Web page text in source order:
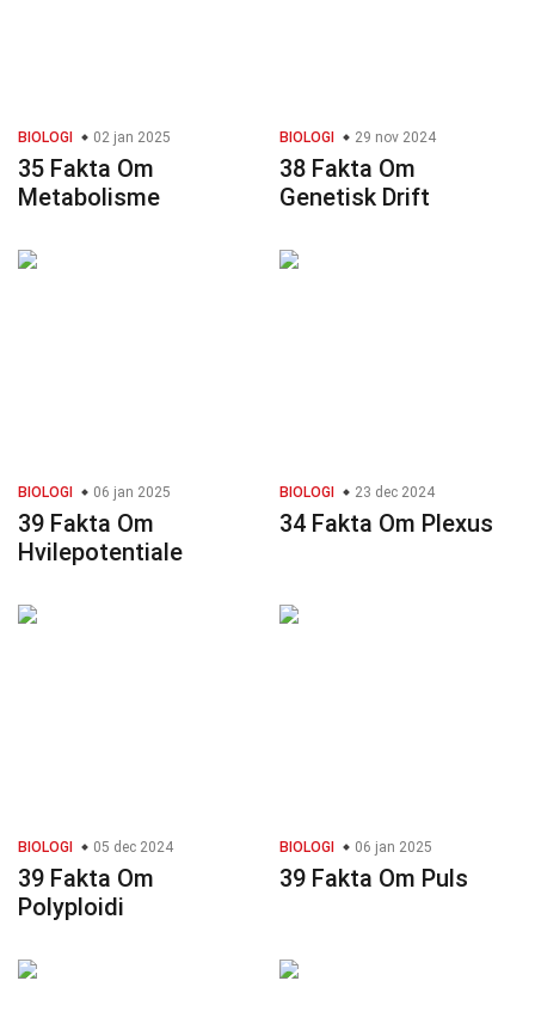
BIOLOGI 02 jan 2025
35 Fakta Om
Metabolisme
BIOLOGI 29 nov 2024
38 Fakta Om
Genetisk Drift
BIOLOGI 06 jan 2025
39 Fakta Om
Hvilepotentiale
BIOLOGI 23 dec 2024
34 Fakta Om Plexus
BIOLOGI 05 dec 2024
39 Fakta Om
Polyploidi
BIOLOGI 06 jan 2025
39 Fakta Om Puls